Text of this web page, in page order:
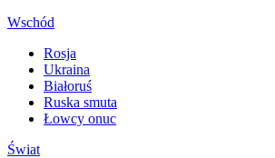
Wschód
Rosja
Ukraina
Białoruś
Ruska smuta
Łowcy onuc
Świat